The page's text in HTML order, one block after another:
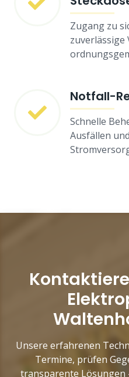
Zugang zu
zuverlässige
Notfall-
Schnelle
Ausfällen
Unsere erfahrenen
Termine, prüfen
transparente Lösungen